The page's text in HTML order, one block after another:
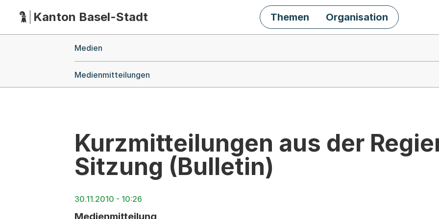
HauptnavigationKanton Basel-Stadt Themen Organisation
Medien
Medienmitteilungen
Kurzmitteilungen aus der
Sitzung (Bulletin)
30.11.2010 - 10:26
Medienmitteilung